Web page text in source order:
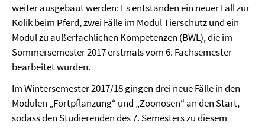
weiter ausgebaut werden: Es entstanden ein neuer Fall zur
Kolik beim Pferd, zwei Fälle im Modul Tierschutz und ein
Modul zu außerfachlichen Kompetenzen (BWL), die im
Sommersemester 2017 erstmals vom 6. Fachsemester
bearbeitet wurden.
Im Wintersemester 2017/18 gingen drei neue Fälle in den
Modulen „Fortpflanzung“ und „Zoonosen“ an den Start,
sodass den Studierenden des 7. Semesters zu diesem